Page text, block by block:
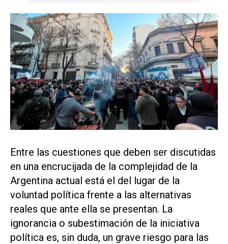
Entre las cuestiones que deben ser discutidas
en una encrucijada de la complejidad de la
Argentina actual está el del lugar de la
voluntad política frente a las alternativas
reales que ante ella se presentan. La
ignorancia o subestimación de la iniciativa
política es, sin duda, un grave riesgo para las